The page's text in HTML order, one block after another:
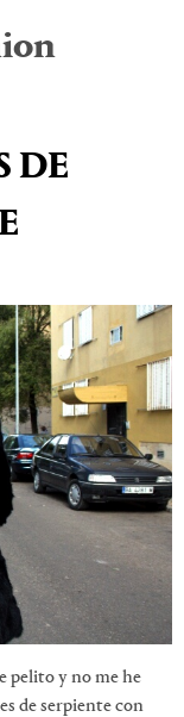
DE
pelito y no me he
de serpiente con